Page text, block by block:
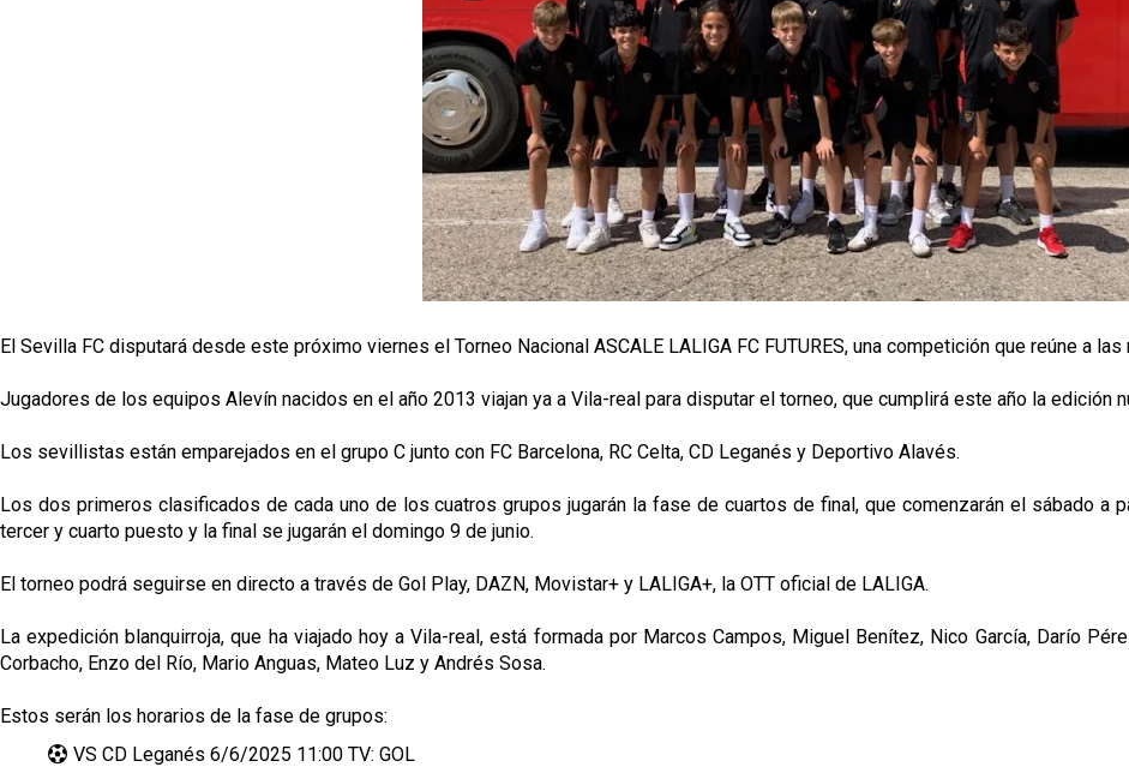
El Sevilla FC disputará desde este próximo viernes el Torneo Nacional ASCALE LALIGA FC FUTURES, una competición que reúne a
Jugadores de los equipos Alevín nacidos en el año 2013 viajan ya a Vila-real para disputar el torneo, que cumplirá este año la edición
Los sevillistas están emparejados en el grupo C junto con FC Barcelona, RC Celta, CD Leganés y Deportivo Alavés.
Los dos primeros clasificados de cada uno de los cuatros grupos jugarán la fase de cuartos de final, que comenzarán el sábado a
tercer y cuarto puesto y la final se jugarán el domingo 9 de junio.
El torneo podrá seguirse en directo a través de Gol Play, DAZN, Movistar+ y LALIGA+, la OTT oficial de LALIGA.
La expedición blanquirroja, que ha viajado hoy a Vila-real, está formada por Marcos Campos, Miguel Benítez, Nico García, Darío
Corbacho, Enzo del Río, Mario Anguas, Mateo Luz y Andrés Sosa.
Estos serán los horarios de la fase de grupos:
VS CD Leganés 6/6/2025 11:00 TV: GOL